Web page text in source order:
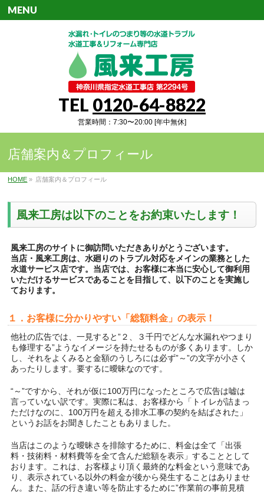
TEL 0120-64-8822
営業時間：7:30〜20:00 [年中無休]
MENU
店舗案内＆プロフィール
HOME » 店舗案内＆プロフィール
風来工房は以下のことをお約束いたします！
風来工房のサイトに御訪問いただきありがとうございます。
当店・風来工房は、水廻りのトラブル対応をメインの業務とした
水道サービス店です。当店では、お客様に本当に安心して御利用
いただけるサービスであることを目指して、以下のことを実施し
ております。
１．お客様に分かりやすい「総額料金」の表示！
他社の広告では、一見すると”２、３千円でどんな水漏れやつまり
も修理する”ようなイメージを持たせるものが多くあります。しか
し、それをよくみると金額のうしろには必ず”～”の文字が小さく
あったりします。要するに曖昧なのです。
“～”ですから、それが仮に100万円になったところで広告は嘘は
言っていない訳です。実際に私は、お客様から「トイレが詰まっ
ただけなのに、100万円を超える排水工事の契約を結ばされた」
というお話をお聞きしたこともありました。
当店はこのような曖昧さを排除するために、料金は全て「出張
料・技術料・材料費等を全て含んだ総額を表示」することとして
おります。これは、お客様より頂く最終的な料金という意味であ
り、表示されている以外の料金が後から発生することはありませ
ん。また、話の行き違い等を防止するために”作業前の事前見積